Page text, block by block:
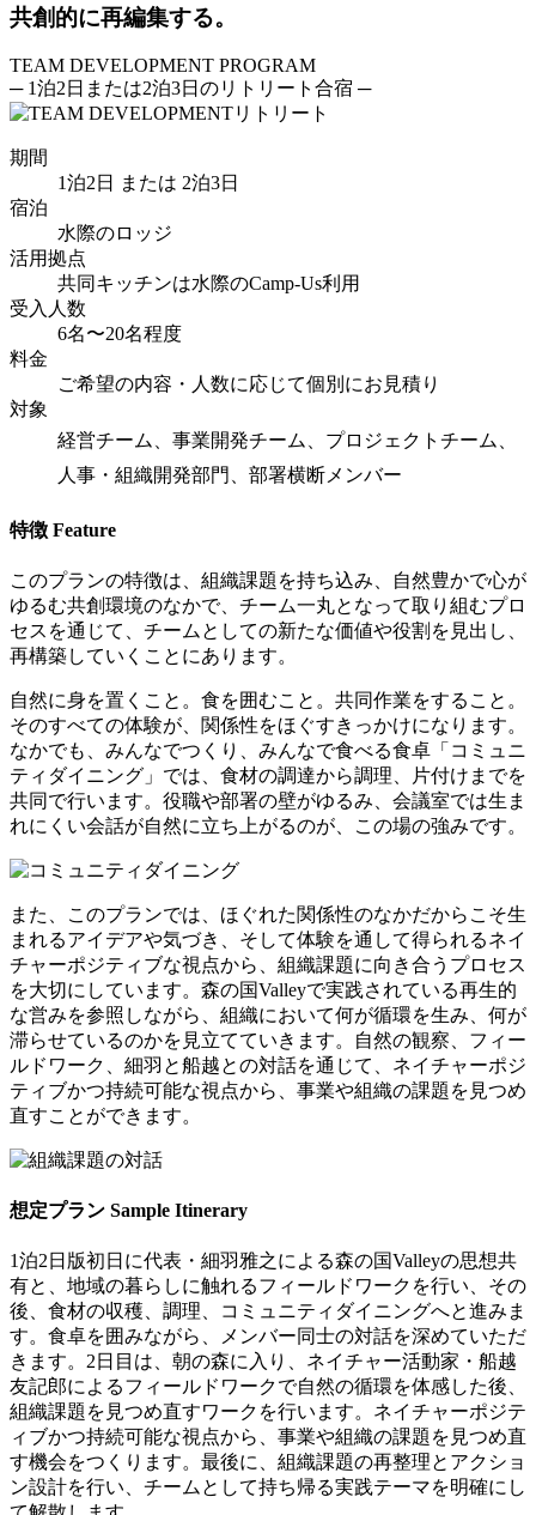
共創的に再編集する。
TEAM DEVELOPMENT PROGRAM
─ 1泊2日または2泊3日のリトリート合宿 ─
期間
1泊2日 または 2泊3日
宿泊
水際のロッジ
活用拠点
共同キッチンは水際のCamp-Us利用
受入人数
6名〜20名程度
料金
ご希望の内容・人数に応じて個別にお見積り
対象
経営チーム、事業開発チーム、プロジェクトチーム、
人事・組織開発部門、部署横断メンバー
特徴 Feature
このプランの特徴は、組織課題を持ち込み、自然豊かで心が
ゆるむ共創環境のなかで、チーム一丸となって取り組むプロ
セスを通じて、チームとしての新たな価値や役割を見出し、
再構築していくことにあります。
自然に身を置くこと。食を囲むこと。共同作業をすること。
そのすべての体験が、関係性をほぐすきっかけになります。
なかでも、みんなでつくり、みんなで食べる食卓「コミュニ
ティダイニング」では、食材の調達から調理、片付けまでを
共同で行います。役職や部署の壁がゆるみ、会議室では生ま
れにくい会話が自然に立ち上がるのが、この場の強みです。
また、このプランでは、ほぐれた関係性のなかだからこそ生
まれるアイデアや気づき、そして体験を通して得られるネイ
チャーポジティブな視点から、組織課題に向き合うプロセス
を大切にしています。森の国Valleyで実践されている再生的
な営みを参照しながら、組織において何が循環を生み、何が
滞らせているのかを見立てていきます。自然の観察、フィー
ルドワーク、細羽と船越との対話を通じて、ネイチャーポジ
ティブかつ持続可能な視点から、事業や組織の課題を見つめ
直すことができます。
想定プラン Sample Itinerary
1泊2日版初日に代表・細羽雅之による森の国Valleyの思想共
有と、地域の暮らしに触れるフィールドワークを行い、その
後、食材の収穫、調理、コミュニティダイニングへと進みま
す。食卓を囲みながら、メンバー同士の対話を深めていただ
きます。2日目は、朝の森に入り、ネイチャー活動家・船越
友記郎によるフィールドワークで自然の循環を体感した後、
組織課題を見つめ直すワークを行います。ネイチャーポジテ
ィブかつ持続可能な視点から、事業や組織の課題を見つめ直
す機会をつくります。最後に、組織課題の再整理とアクショ
ン設計を行い、チームとして持ち帰る実践テーマを明確にし